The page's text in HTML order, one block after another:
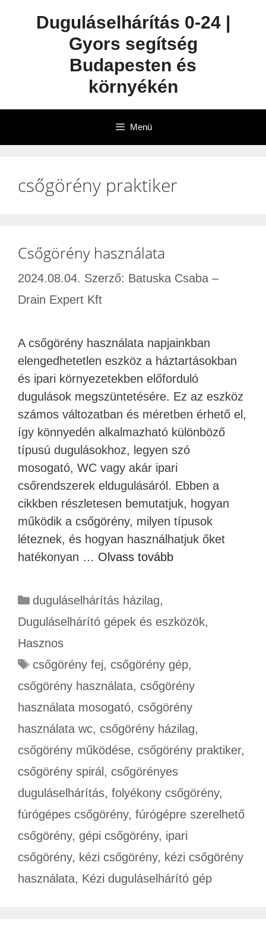
Duguláselhárítás 0-24 |
Gyors segítség
Budapesten és
környékén
Menü
csőgörény praktiker
Csőgörény használata
2024.08.04. Szerző: Batuska Csaba –
Drain Expert Kft
A csőgörény használata napjainkban
elengedhetetlen eszköz a háztartásokban
és ipari környezetekben előforduló
dugulások megszüntetésére. Ez az eszköz
számos változatban és méretben érhető el,
így könnyedén alkalmazható különböző
típusú dugulásokhoz, legyen szó
mosogató, WC vagy akár ipari
csőrendszerek eldugulásáról. Ebben a
cikkben részletesen bemutatjuk, hogyan
működik a csőgörény, milyen típusok
léteznek, és hogyan használhatjuk őket
hatékonyan … Olvass tovább
duguláselhárítás házilag,
Duguláselhárító gépek és eszközök,
Hasznos
csőgörény fej, csőgörény gép,
csőgörény használata, csőgörény
használata mosogató, csőgörény
használata wc, csőgörény házilag,
csőgörény működése, csőgörény praktiker,
csőgörény spirál , csőgörényes
duguláselhárítás, folyékony csőgörény,
fúrógépes csőgörény, fúrógépre szerelhető
csőgörény, gépi csőgörény, ipari
csőgörény, kézi csőgörény, kézi csőgörény
használata, Kézi duguláselhárító gép